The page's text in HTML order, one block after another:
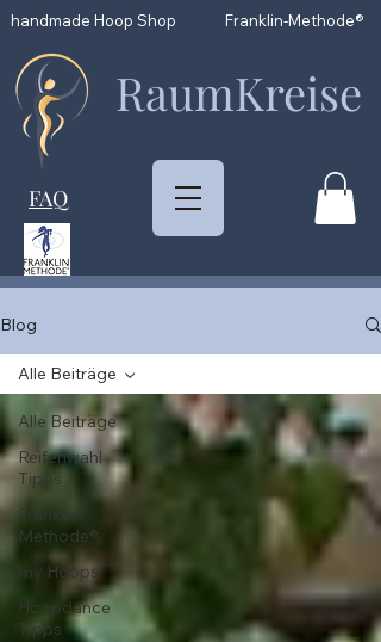
handmade Hoop Shop Franklin-Methode®
FAQ
RaumKreise
Blog
Alle Beiträge
Reifenwahl
Tipps
Franklin-
Methode®
my Hoops
Hoopdance
Tipps
Alle Beiträge